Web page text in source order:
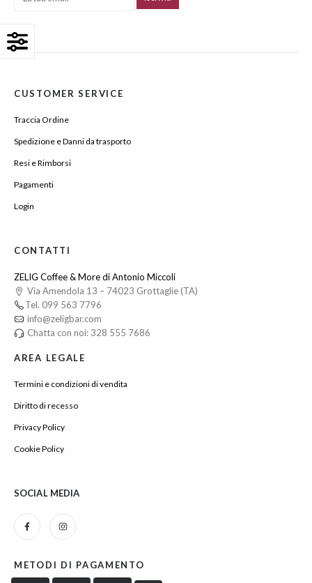
CUSTOMER SERVICE
Traccia Ordine
Spedizione e Danni da trasporto
Resi e Rimborsi
Pagamenti
Login
CONTATTI
ZELIG Coffee & More di Antonio Miccoli
Via Amendola 13 – 74023 Grottaglie (TA)
Tel. 099 563 7796
info@zeligbar.com
Chatta con noi: 328 555 7686
AREA LEGALE
Termini e condizioni di vendita
Diritto di recesso
Privacy Policy
Cookie Policy
SOCIAL MEDIA
METODI DI PAGAMENTO